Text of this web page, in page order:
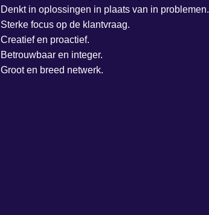
Denkt in oplossingen in plaats van in problemen.
Sterke focus op de klantvraag.
Creatief en proactief.
Betrouwbaar en integer.
Groot en breed netwerk.